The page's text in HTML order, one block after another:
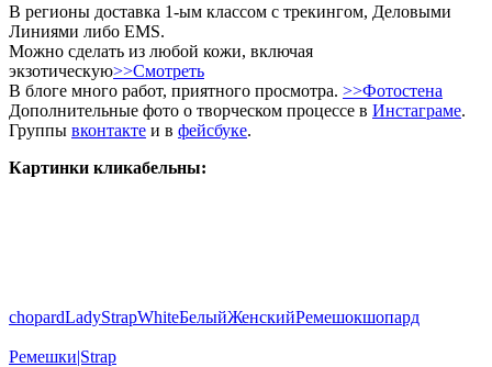
В регионы доставка 1-ым классом с трекингом, Деловыми
Линиями либо EMS.
Можно сделать из любой кожи, включая
экзотическую>>Смотреть
В блоге много работ, приятного просмотра. >>Фотостена
Дополнительные фото о творческом процессе в Инстаграме.
Группы вконтакте и в фейсбуке.
Картинки кликабельны:
chopardLadyStrapWhiteБелыйЖенскийРемешокшопард
Ремешки|Strap